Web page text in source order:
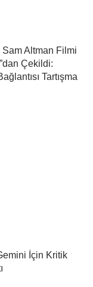
Altman Filmi
Çekildi:
Tartışma
İçin Kritik